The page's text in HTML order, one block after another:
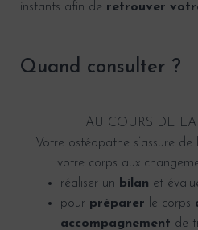
instants afin de retrouver
Quand consulter ?
AU COURS DE LA
Votre ostéopathe s’assure
votre corps aux
réaliser un bilan et
pour préparer le corps
accompagnement de